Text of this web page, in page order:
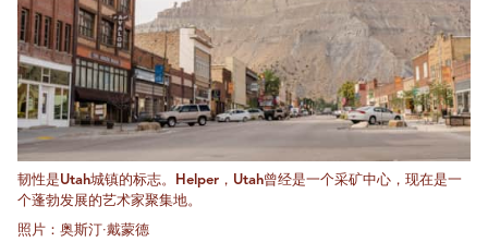
韧性是Utah城镇的标志。Helper，Utah曾经是一个采矿中心，现在是一
个蓬勃发展的艺术家聚集地。
照片：奥斯汀·戴蒙德